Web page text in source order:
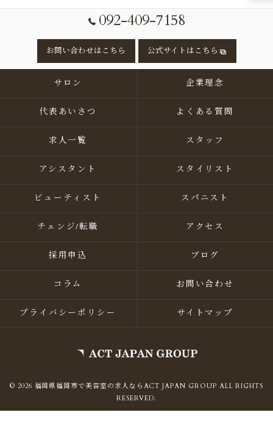
092-409-7158
お問い合わせはこちら 公式サイトはこちら
サロン 企業理念
代表あいさつ よくある質問
求人一覧 スタッフ
アシスタント スタイリスト
ビューティスト スパニスト
チェンジ/転職 アクセス
採用申込 ブログ
コラム お問い合わせ
プライバシーポリシー サイトマップ
© 2026 福岡県福岡市で美容室の求人ならACT JAPAN GROUP ALL RIGHTS
RESERVED.